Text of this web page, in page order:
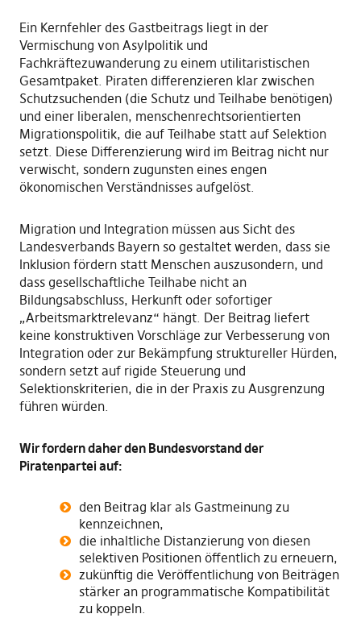
Ein Kernfehler des Gastbeitrags liegt in der
Vermischung von Asylpolitik und
Fachkräftezuwanderung zu einem utilitaristischen
Gesamtpaket. Piraten differenzieren klar zwischen
Schutzsuchenden (die Schutz und Teilhabe benötigen)
und einer liberalen, menschenrechtsorientierten
Migrationspolitik, die auf Teilhabe statt auf Selektion
setzt. Diese Differenzierung wird im Beitrag nicht nur
verwischt, sondern zugunsten eines engen
ökonomischen Verständnisses aufgelöst.
Migration und Integration müssen aus Sicht des
Landesverbands Bayern so gestaltet werden, dass sie
Inklusion fördern statt Menschen auszusondern, und
dass gesellschaftliche Teilhabe nicht an
Bildungsabschluss, Herkunft oder sofortiger
„Arbeitsmarktrelevanz“ hängt. Der Beitrag liefert
keine konstruktiven Vorschläge zur Verbesserung von
Integration oder zur Bekämpfung struktureller Hürden,
sondern setzt auf rigide Steuerung und
Selektionskriterien, die in der Praxis zu Ausgrenzung
führen würden.
Wir fordern daher den Bundesvorstand der
Piratenpartei auf:
den Beitrag klar als Gastmeinung zu
kennzeichnen,
die inhaltliche Distanzierung von diesen
selektiven Positionen öffentlich zu erneuern,
zukünftig die Veröffentlichung von Beiträgen
stärker an programmatische Kompatibilität
zu koppeln.